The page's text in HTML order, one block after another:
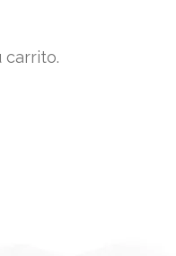
carrito.